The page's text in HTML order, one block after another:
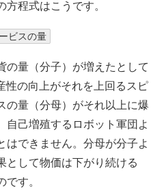
程式はこうです。
ビスの量
の量（分子）が増えたとして
性の向上がそれを上回るスピ
の量（分母）がそれ以上に爆
自己増殖するロボット軍団よ
はできません。分母が分子よ
として物価は下がり続ける
です。